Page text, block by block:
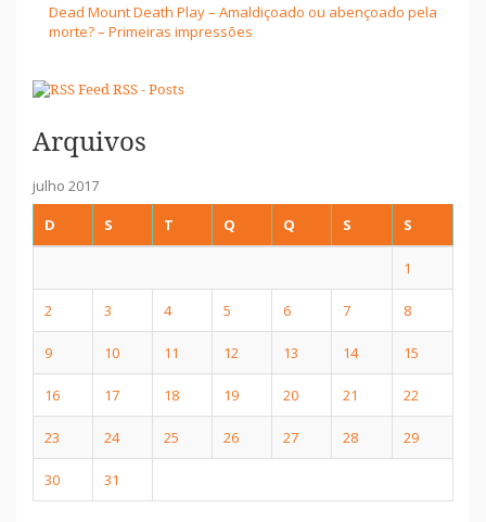
Dead Mount Death Play – Amaldiçoado ou abençoado pela
morte? – Primeiras impressões
RSS - Posts
Arquivos
julho 2017
D
S T Q Q S S
1
2 3 4 5 6 7 8
9 10 11 12 13 14 15
16 17 18 19 20 21 22
23 24 25 26 27 28 29
30 31